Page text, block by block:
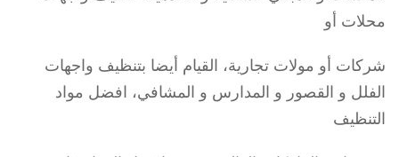
محلات أو
شركات أو مولات تجارية، القيام أيضا بتنظيف واجهات
الفلل و القصور و المدارس و المشافي، افضل مواد
التنظيف